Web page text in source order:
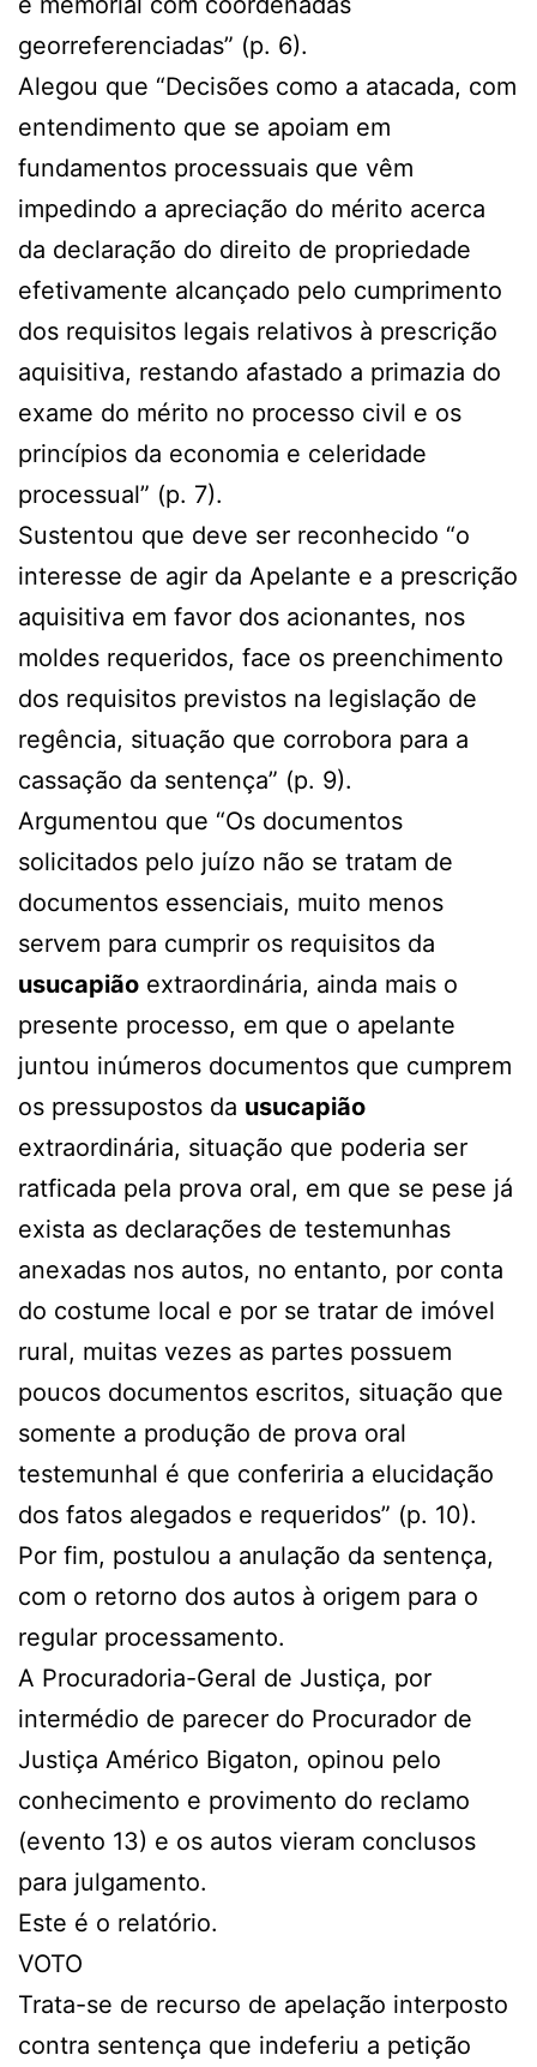
georreferenciadas” (p. 6).
Alegou que “Decisões como a atacada, com
entendimento que se apoiam em
fundamentos processuais que vêm
impedindo a apreciação do mérito acerca
da declaração do direito de propriedade
efetivamente alcançado pelo cumprimento
dos requisitos legais relativos à prescrição
aquisitiva, restando afastado a primazia do
exame do mérito no processo civil e os
princípios da economia e celeridade
processual” (p. 7).
Sustentou que deve ser reconhecido “o
interesse de agir da Apelante e a prescrição
aquisitiva em favor dos acionantes, nos
moldes requeridos, face os preenchimento
dos requisitos previstos na legislação de
regência, situação que corrobora para a
cassação da sentença” (p. 9).
Argumentou que “Os documentos
solicitados pelo juízo não se tratam de
documentos essenciais, muito menos
servem para cumprir os requisitos da
usucapião extraordinária, ainda mais o
presente processo, em que o apelante
juntou inúmeros documentos que cumprem
os pressupostos da usucapião
extraordinária, situação que poderia ser
ratficada pela prova oral, em que se pese já
exista as declarações de testemunhas
anexadas nos autos, no entanto, por conta
do costume local e por se tratar de imóvel
rural, muitas vezes as partes possuem
poucos documentos escritos, situação que
somente a produção de prova oral
testemunhal é que conferiria a elucidação
dos fatos alegados e requeridos” (p. 10).
Por fim, postulou a anulação da sentença,
com o retorno dos autos à origem para o
regular processamento.
A Procuradoria-Geral de Justiça, por
intermédio de parecer do Procurador de
Justiça Américo Bigaton, opinou pelo
conhecimento e provimento do reclamo
(evento 13) e os autos vieram conclusos
para julgamento.
Este é o relatório.
VOTO
Trata-se de recurso de apelação interposto
contra sentença que indeferiu a petição